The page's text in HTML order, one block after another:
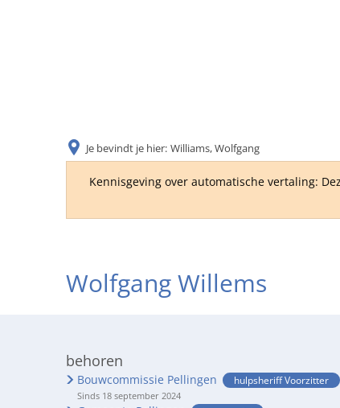
Je bevindt je hier: Williams, Wolfgang
Kennisgeving over automatische vertaling:
Wolfgang Willems
behoren
Bouwcommissie Pellingen hulpsheriff Voorzitter
Sinds 18 september 2024